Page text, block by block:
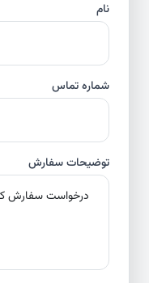
شماره تماس
توضیحات سفارش